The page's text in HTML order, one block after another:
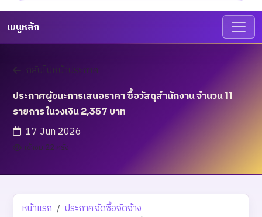
เมนูหลัก
กลับไปหน้าประกาศ
ประกาศผู้ชนะการเสนอราคา ซื้อวัสดุสำนักงาน จำนวน 11
รายการ ในวงเงิน 2,357 บาท
17 Jun 2026
เข้าชม 22 ครั้ง
หน้าแรก
ประกาศจัดซื้อจัดจ้าง